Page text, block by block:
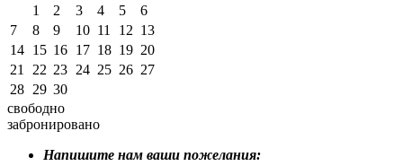
1
2 3 4 5
6
7
8 9 10 11 12 13
14 15 16 17 18 19 20
21
22 23 24 25 26 27
28 29 30
свободно
забронировано
Напишите нам ваши пожелания: